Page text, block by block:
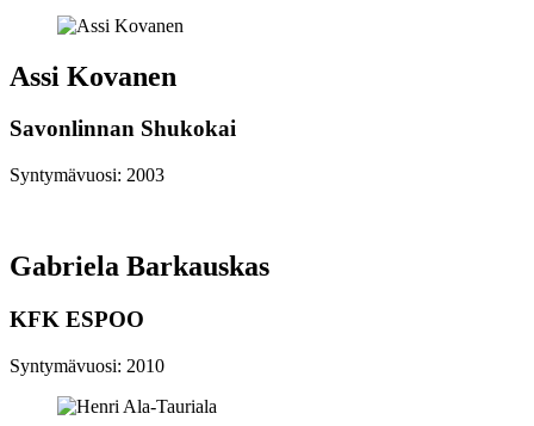
Assi Kovanen
Savonlinnan Shukokai
Syntymävuosi: 2003
Gabriela Barkauskas
KFK ESPOO
Syntymävuosi: 2010